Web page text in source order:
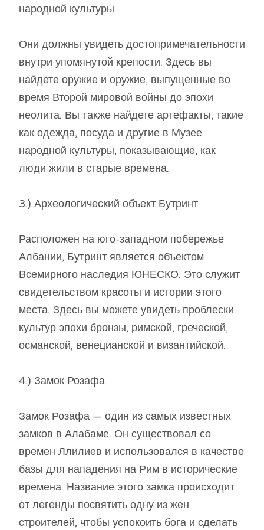
народной культуры
Они должны увидеть достопримечательности
внутри упомянутой крепости. Здесь вы
найдете оружие и оружие, выпущенные во
время Второй мировой войны до эпохи
неолита. Вы также найдете артефакты, такие
как одежда, посуда и другие в Музее
народной культуры, показывающие, как
люди жили в старые времена.
3.) Археологический объект Бутринт
Расположен на юго-западном побережье
Албании, Бутринт является объектом
Всемирного наследия ЮНЕСКО. Это служит
свидетельством красоты и истории этого
места. Здесь вы можете увидеть проблески
культур эпохи бронзы, римской, греческой,
османской, венецианской и византийской.
4.) Замок Розафа
Замок Розафа — один из самых известных
замков в Алабаме. Он существовал со
времен Ллилиев и использовался в качестве
базы для нападения на Рим в исторические
времена. Название этого замка происходит
от легенды посвятить одну из жен
строителей, чтобы успокоить бога и сделать